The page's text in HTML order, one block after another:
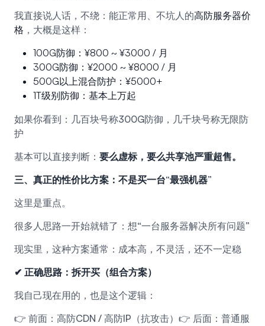
我直接说人话，不绕：能正常用、不坑人的高防服务器价
格 ，大概是这样：
100G防御：¥800 ~ ¥3000 / 月
300G防御：¥2000 ~ ¥8000 / 月
500G以上混合防护：¥5000+
1T级别防御：基本上万起
如果你看到：几百块号称300G防御，几千块号称无限防
护
基本可以直接判断： 要么虚标，要么共享池严重超售。
三、真正的性价比方案：不是买一台“最强机器”
这里是重点。
很多人思路一开始就错了：想“一台服务器解决所有问题”
现实里，这种方案通常：成本高，不灵活，还不一定稳
✔ 正确思路：拆开买（组合方案）
我自己现在用的，也是这个逻辑：
👉 前面：高防CDN / 高防IP（抗攻击） 👉 后面：普通服